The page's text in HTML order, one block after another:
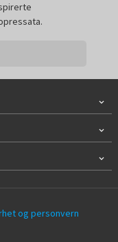
og personvern